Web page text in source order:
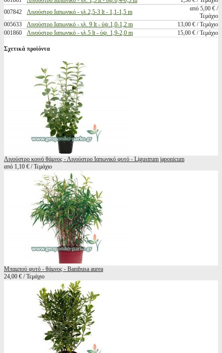
007842
Λιγούστρο Ιαπωνικό - γλ.2,5-3 lt - 1,1-1,5 m
από 5,00 € /
Τεμάχιο
005633
Λιγούστρο Ιαπωνικό - γλ. 9 lt - ύψ.1,0-1,2 m
13,00 € / Τεμάχιο
001860
Λιγούστρο Ιαπωνικό - γλ.5 lt - ύψ. 1,9-2,0 m 15,00 € / Τεμάχιο
Σχετικά προϊόντα
Λιγούστρο κοινό θάμνος - Λιγούστρο Ιαπωνικό φυτό - Ligustrum japonicum
από 1,10 € / Τεμάχιο
Μπαμπού φυτό - θάμνος - Bambusa aurea
24,00 € / Τεμάχιο